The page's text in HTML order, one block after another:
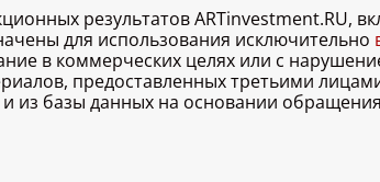
результатов ARTinvestment.RU,
для использования исключительно
в коммерческих целях или с
предоставленных третьими
и из базы данных на основании